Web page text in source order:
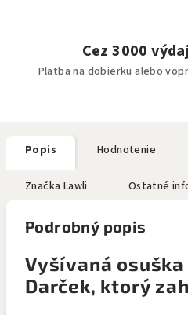
Cez 3000
Platba na dobierku alebo
Popis Hodnotenie
Značka Lawli Ostatné
Podrobný popis
Vyšívaná osuška
Darček, ktorý